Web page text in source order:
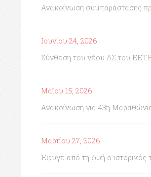
Ανακοίνωση συμπαράστασης
Ιουνίου 24, 2026
Σύνθεση του νέου ΔΣ του
Μαΐου 15, 2026
Ανακοίνωση για 43η
Μαρτίου 27, 2026
Έφυγε από τη ζωή ο